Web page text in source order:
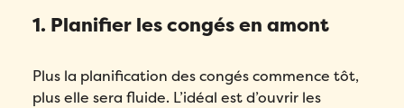
1. Planifier les congés en amont
Plus la planification des congés commence tôt,
plus elle sera fluide. L’idéal est d’ouvrir les